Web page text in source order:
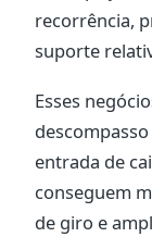
recorrência,
suporte
Esses
entrada de
conseguem
de giro e